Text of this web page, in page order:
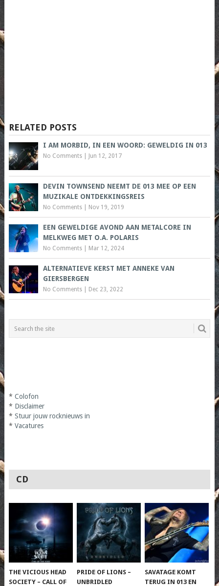
RELATED POSTS
I AM MORBID, IN EEN WOORD: GEWELDIG IN 013
No Comments| Jun 12, 2017
DEVIN TOWNSEND NEEMT DE 013 MEE OP EEN
MUZIKALE ONTDEKKINGSREIS
No Comments| Nov 19, 2019
EEN GEWELDIGE AVOND AAN METALCORE IN
MELKWEG MET O.A. POLARIS
No Comments| Mar 12, 2024
ALTERNATIEVE KERST MET ANNEKE VAN
GIERSBERGEN
No Comments| Dec 23, 2022
* Colofon
* Disclaimer
* Stuur jouw rocknieuws in
* Vacatures
CD
THE VICIOUS HEAD
SOCIETY – CALL OF
PRIDE OF LIONS –
UNBRIDLED
SAVATAGE KOMT
TERUG IN 013 EN